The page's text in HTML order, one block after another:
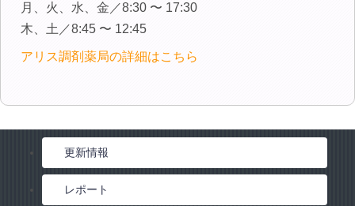
月、火、水、金／8:30 〜 17:30
木、土／8:45 〜 12:45
アリス調剤薬局の詳細はこちら
更新情報
レポート